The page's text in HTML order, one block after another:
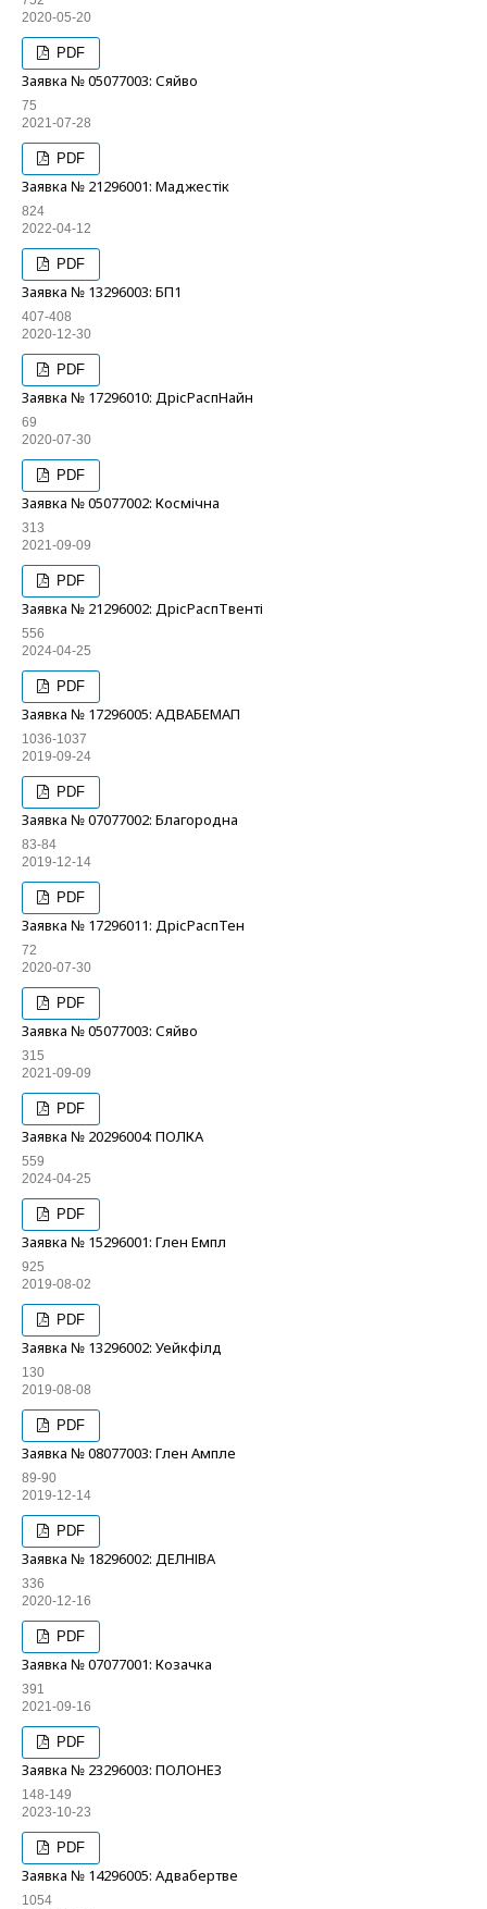
2020-05-20
PDF
Заявка № 05077003: Сяйво
75
2021-07-28
PDF
Заявка № 21296001: Маджестік
824
2022-04-12
PDF
Заявка № 13296003: БП1
407-408
2020-12-30
PDF
Заявка № 17296010: ДрісРаспНайн
69
2020-07-30
PDF
Заявка № 05077002: Космічна
313
2021-09-09
PDF
Заявка № 21296002: ДрісРаспТвенті
556
2024-04-25
PDF
Заявка № 17296005: АДВАБЕМАП
1036-1037
2019-09-24
PDF
Заявка № 07077002: Благородна
83-84
2019-12-14
PDF
Заявка № 17296011: ДрісРаспТен
72
2020-07-30
PDF
Заявка № 05077003: Сяйво
315
2021-09-09
PDF
Заявка № 20296004: ПОЛКА
559
2024-04-25
PDF
Заявка № 15296001: Глен Емпл
925
2019-08-02
PDF
Заявка № 13296002: Уейкфілд
130
2019-08-08
PDF
Заявка № 08077003: Глен Ампле
89-90
2019-12-14
PDF
Заявка № 18296002: ДЕЛНІВА
336
2020-12-16
PDF
Заявка № 07077001: Козачка
391
2021-09-16
PDF
Заявка № 23296003: ПОЛОНЕЗ
148-149
2023-10-23
PDF
Заявка № 14296005: Адвабертве
1054